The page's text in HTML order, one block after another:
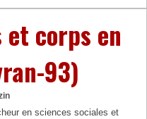
corps en
93)
en sciences sociales et